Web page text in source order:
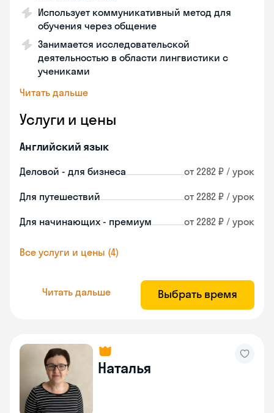
Использует коммуникативный метод для
обучения через общение
Занимается исследовательской
деятельностью в области лингвистики с
учениками
Читать дальше
Услуги и цены
Английский язык
Деловой - для бизнеса от 2282 ₽ / урок
Для путешествий от 2282 ₽ / урок
Для начинающих - премиум от 2282 ₽ / урок
Все услуги и цены (4)
Читать дальше Выбрать время
Наталья